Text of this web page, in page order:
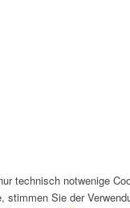
technisch notwenige
stimmen Sie der